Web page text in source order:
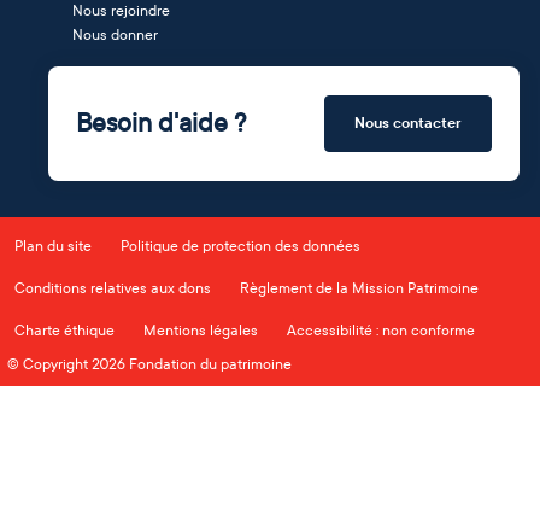
Nous rejoindre
Nous donner
Besoin d'aide ? Nous contacter
Plan du site Politique de protection des données
Conditions relatives aux dons Règlement de la Mission Patrimoine
Charte éthique Mentions légales
Accessibilité : non conforme
© Copyright 2026 Fondation du patrimoine